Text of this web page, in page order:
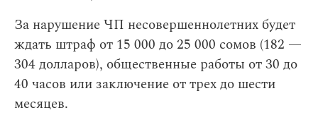
За нарушение ЧП несовершеннолетних будет
ждать штраф от 15 000 до 25 000 сомов (182 —
304 долларов), общественные работы от 30 до
40 часов или заключение от трех до шести
месяцев.